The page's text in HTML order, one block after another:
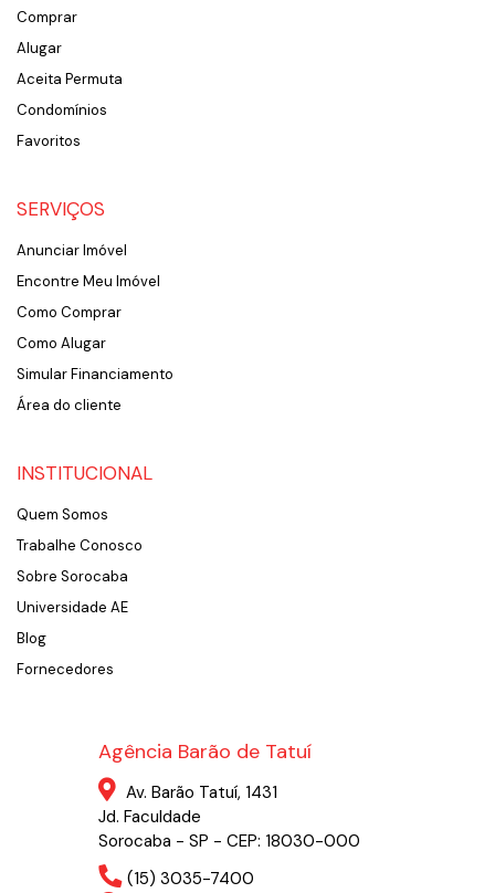
Comprar
Alugar
Aceita Permuta
Condomínios
Favoritos
SERVIÇOS
Anunciar Imóvel
Encontre Meu Imóvel
Como Comprar
Como Alugar
Simular Financiamento
Área do cliente
INSTITUCIONAL
Quem Somos
Trabalhe Conosco
Sobre Sorocaba
Universidade AE
Blog
Fornecedores
Agência Barão de Tatuí
Av. Barão Tatuí, 1431
Jd. Faculdade
Sorocaba - SP - CEP: 18030-000
(15) 3035-7400